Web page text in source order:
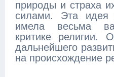
природы и страха
силами. Эта
имела весьма
критике религии.
дальнейшего
на происхождение